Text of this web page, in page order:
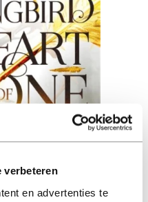
verbeteren
en advertenties te